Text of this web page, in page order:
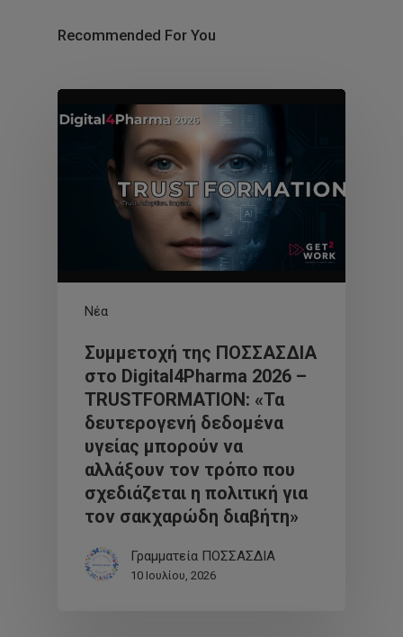
Recommended For You
Νέα
Συμμετοχή της ΠΟΣΣΑΣΔΙΑ
στο Digital4Pharma 2026 –
TRUSTFORMATION: «Τα
δευτερογενή δεδομένα
υγείας μπορούν να
αλλάξουν τον τρόπο που
σχεδιάζεται η πολιτική για
τον σακχαρώδη διαβήτη»
Γραμματεία ΠΟΣΣΑΣΔΙΑ
10 Ιουλίου, 2026